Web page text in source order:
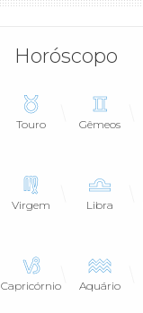
Horóscopo
Touro Gêmeos
Virgem Libra
Capricórnio Aquário